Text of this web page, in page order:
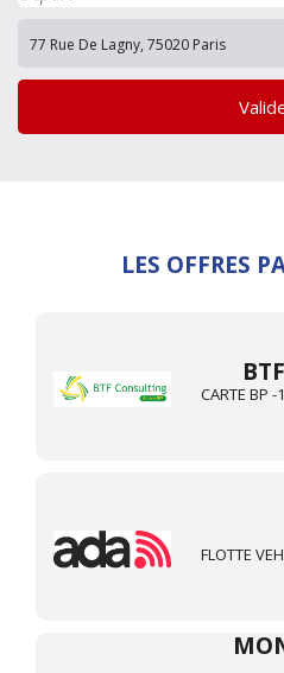
LES OFFRES
CARTE BP -
FLOTTE